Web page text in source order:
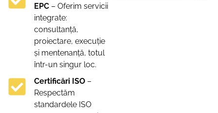
EPC – Oferim servicii
integrate:
consultanță,
proiectare, execuție
și mentenanță, totul
într-un singur loc.
Certificări ISO –
Respectăm
standardele ISO